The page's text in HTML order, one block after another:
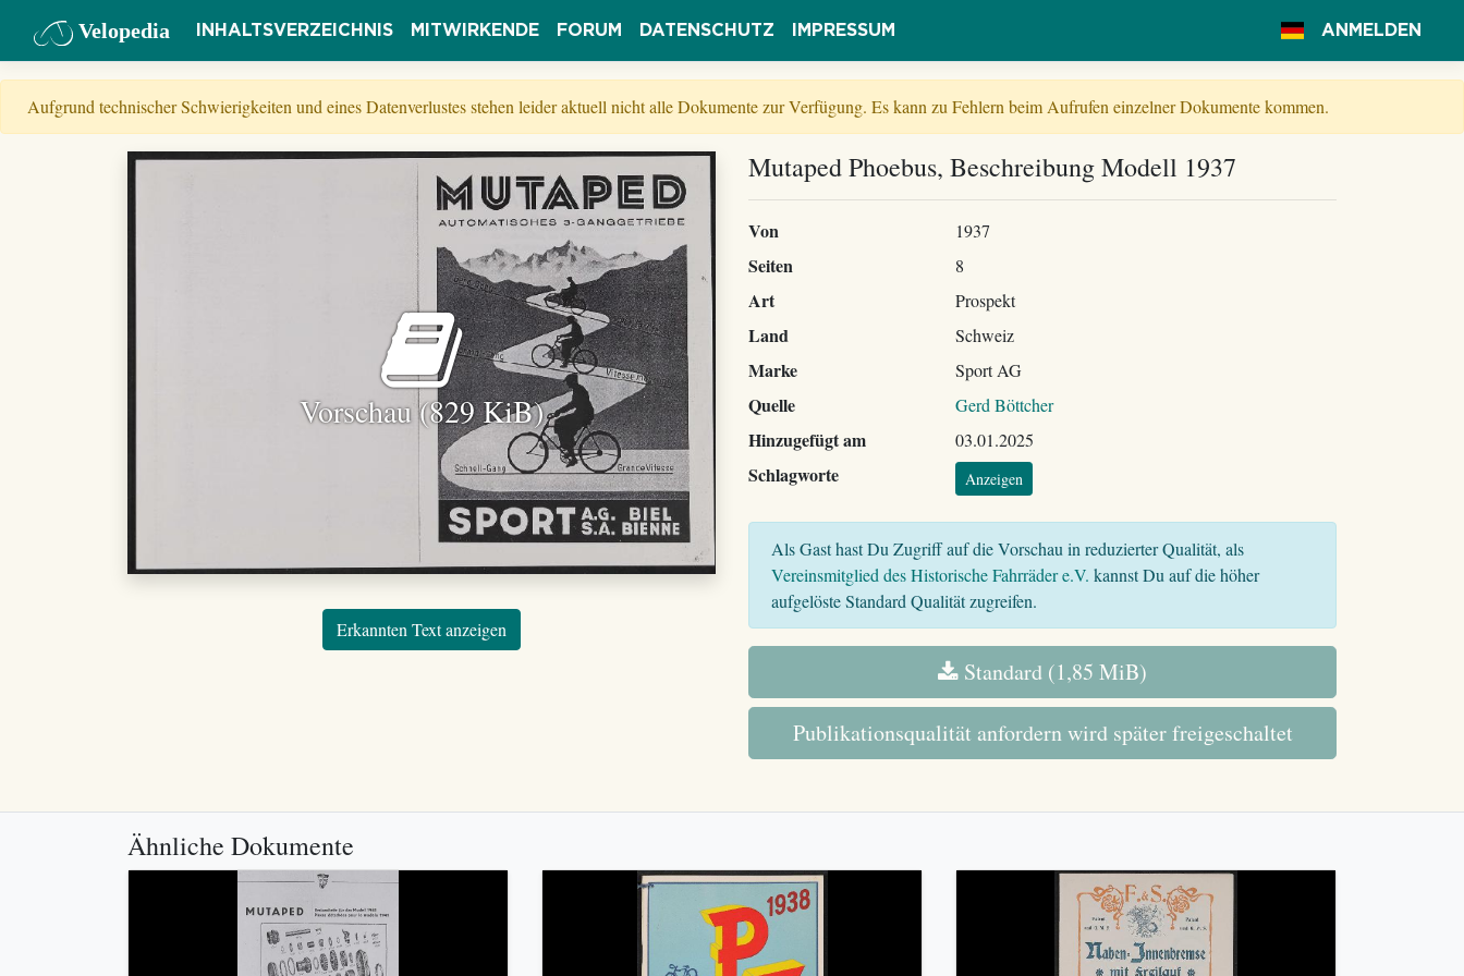
Velopedia INHALTSVERZEICHNIS MITWIRKENDE FORUM DATENSCHUTZ IMPRESSUM ANMELDEN
Aufgrund technischer Schwierigkeiten und eines Datenverlustes stehen leider aktuell nicht alle Dokumente zur Verfügung. Es kann zu Fehlern beim Aufrufen einzelner Dokumente kommen.
Vorschau (829 KiB)
Erkannten Text anzeigen
Mutaped Phoebus, Beschreibung Modell 1937
Von 1937
Seiten 8
Art Prospekt
Land Schweiz
Marke Sport AG
Quelle Gerd Böttcher
Hinzugefügt am 03.01.2025
Schlagworte Anzeigen
Als Gast hast Du Zugriff auf die Vorschau in reduzierter Qualität, als
Vereinsmitglied des Historische Fahrräder e.V. kannst Du auf die höher
aufgelöste Standard Qualität zugreifen.
Standard (1,85 MiB)
Publikationsqualität anfordern wird später freigeschaltet
Ähnliche Dokumente